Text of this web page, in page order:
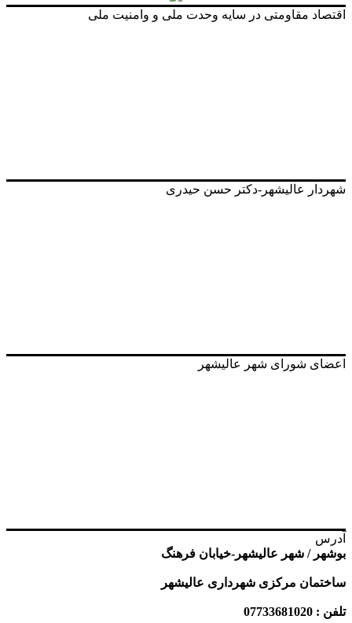
اقتصاد مقاومتی در سایه وحدت ملی و وامنیت ملی
شهردار عالیشهر-دکتر حسن حیدری
اعضای شورای شهر عالیشهر
آدرس
بوشهر / شهر عالیشهر-خیابان فرهنگ
ساختمان مرکزی شهرداری عالیشهر
تلفن : 07733681020